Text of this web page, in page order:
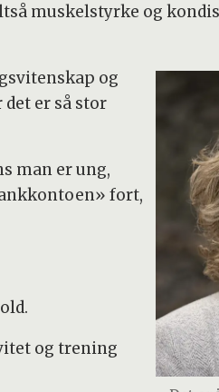
muskelstyrke og
og
er så stor
man er ung,
fort,
og trening